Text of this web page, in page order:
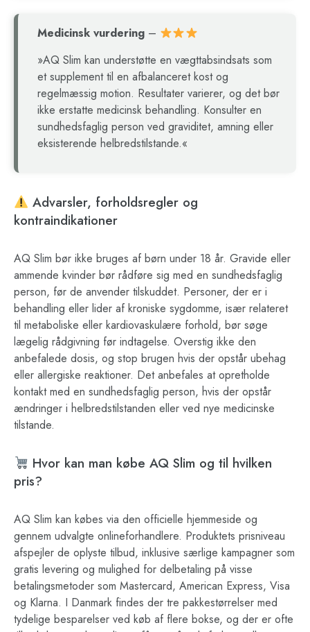
Medicinsk vurdering –
»AQ Slim kan understøtte en vægttabsindsats som
et supplement til en afbalanceret kost og
regelmæssig motion. Resultater varierer, og det bør
ikke erstatte medicinsk behandling. Konsulter en
sundhedsfaglig person ved graviditet, amning eller
eksisterende helbredstilstande.«
Advarsler, forholdsregler og
kontraindikationer
AQ Slim bør ikke bruges af børn under 18 år. Gravide eller
ammende kvinder bør rådføre sig med en sundhedsfaglig
person, før de anvender tilskuddet. Personer, der er i
behandling eller lider af kroniske sygdomme, især relateret
til metaboliske eller kardiovaskulære forhold, bør søge
lægelig rådgivning før indtagelse. Overstig ikke den
anbefalede dosis, og stop brugen hvis der opstår ubehag
eller allergiske reaktioner. Det anbefales at opretholde
kontakt med en sundhedsfaglig person, hvis der opstår
ændringer i helbredstilstanden eller ved nye medicinske
tilstande.
Hvor kan man købe AQ Slim og til hvilken
pris?
AQ Slim kan købes via den officielle hjemmeside og
gennem udvalgte onlineforhandlere. Produktets prisniveau
afspejler de oplyste tilbud, inklusive særlige kampagner som
gratis levering og mulighed for delbetaling på visse
betalingsmetoder som Mastercard, American Express, Visa
og Klarna. I Danmark findes der tre pakkestørrelser med
tydelige besparelser ved køb af flere bokse, og der er ofte